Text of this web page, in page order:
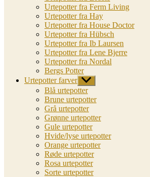
Urtepotter fra Ferm Living
Urtepotter fra Hay
Urtepotter fra House Doctor
Urtepotter fra Hübsch
Urtepotter fra Ib Laursen
Urtepotter fra Lene Bjerre
Urtepotter fra Nordal
Bergs Potter
Urtepotter farver Vis
undermenu
Blå urtepotter
Brune urtepotter
Grå urtepotter
Grønne urtepotter
Gule urtepotter
Hvide/lyse urtepotter
Orange urtepotter
Røde urtepotter
Rosa urtepotter
Sorte urtepotter